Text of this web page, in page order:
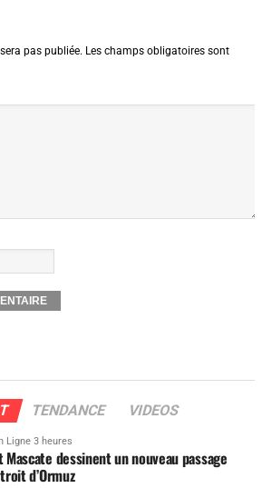
pas publiée. Les champs obligatoires sont
TENDANCE VIDEOS
Ligne 3 heures
Mascate dessinent un nouveau passage
d’Ormuz